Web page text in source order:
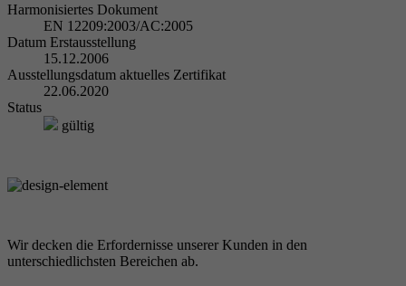
Harmonisiertes Dokument
EN 12209:2003/AC:2005
Datum Erstausstellung
15.12.2006
Ausstellungsdatum aktuelles Zertifikat
22.06.2020
Status
gültig
Wir decken die Erfordernisse unserer Kunden in den
unterschiedlichsten Bereichen ab.